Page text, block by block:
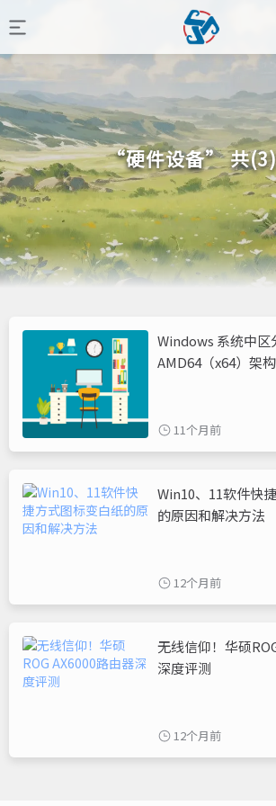
“硬件设备” 共
Windows 系统中区
‌AMD64（x64）架
11个月前
Win10、11软件快
的原因和解决方法
12个月前
无线信仰！华硕
深度评测
12个月前